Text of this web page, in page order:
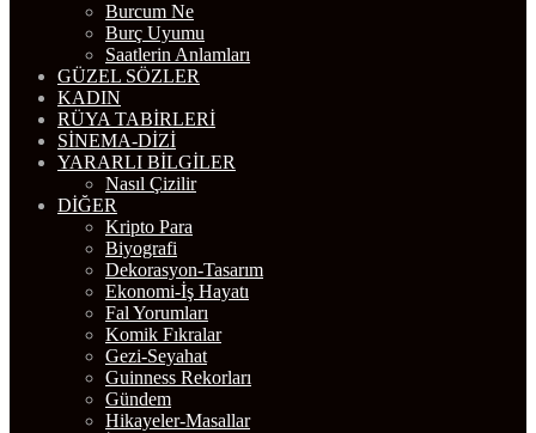
Burcum Ne
Burç Uyumu
Saatlerin Anlamları
GÜZEL SÖZLER
KADIN
RÜYA TABIRLERI
SINEMA-DIZI
YARARLI BILGILER
Nasıl Çizilir
DIĞER
Kripto Para
Biyografi
Dekorasyon-Tasarım
Ekonomi-İş Hayatı
Fal Yorumları
Komik Fıkralar
Gezi-Seyahat
Guinness Rekorları
Gündem
Hikayeler-Masallar